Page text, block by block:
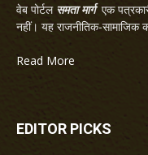
वेब पोर्टल समता मार्गएक
नहीं। यह राजनीतिक-सामाजिक
Read More
EDITOR PICKS